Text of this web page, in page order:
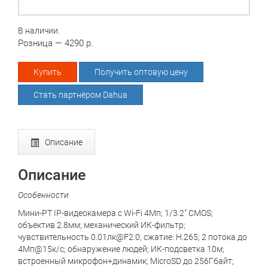
В наличии.
Розница — 4290 р.
Купить Получить оптовую цену
Стать партнёром Dahua
Описание
Описание
Особенности
Мини-PT IP-видеокамера с Wi-Fi 4Мп; 1/3.2" CMOS;
объектив 2.8мм; механический ИК-фильтр;
чувствительность 0.01лк@F2.0; сжатие: H.265; 2 потока до
4Мп@15к/с; обнаружение людей; ИК-подсветка 10м;
встроенный микрофон+динамик; MicroSD до 256Гбайт;